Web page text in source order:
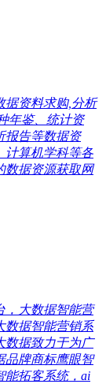
据资料求购,分析
年鉴、统计资
报告等数据资
计算机学科等各
数据资源获取网
，大数据智能营
数据智能营销系
数据致力于为广
品牌商标鹰眼智
能拓客系统，ai